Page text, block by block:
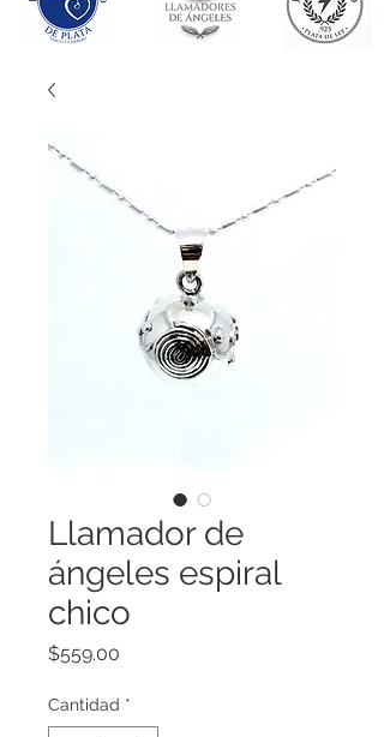
Llamador de
ángeles espiral
chico
$559.00
Cantidad *